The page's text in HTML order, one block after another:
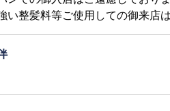
い整髪料等ご使用しての御来店